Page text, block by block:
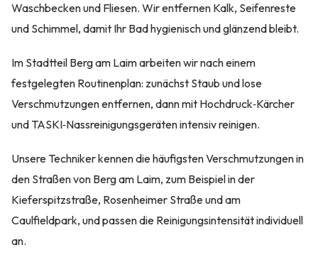
Waschbecken und Fliesen. Wir entfernen Kalk, Seifenreste
und Schimmel, damit Ihr Bad hygienisch und glänzend bleibt.
Im Stadtteil Berg am Laim arbeiten wir nach einem
festgelegten Routinenplan: zunächst Staub und lose
Verschmutzungen entfernen, dann mit Hochdruck‑Kärcher
und TASKI‑Nassreinigungsgeräten intensiv reinigen.
Unsere Techniker kennen die häufigsten Verschmutzungen in
den Straßen von Berg am Laim, zum Beispiel in der
Kieferspitzstraße, Rosenheimer Straße und am
Caulfieldpark, und passen die Reinigungsintensität individuell
an.